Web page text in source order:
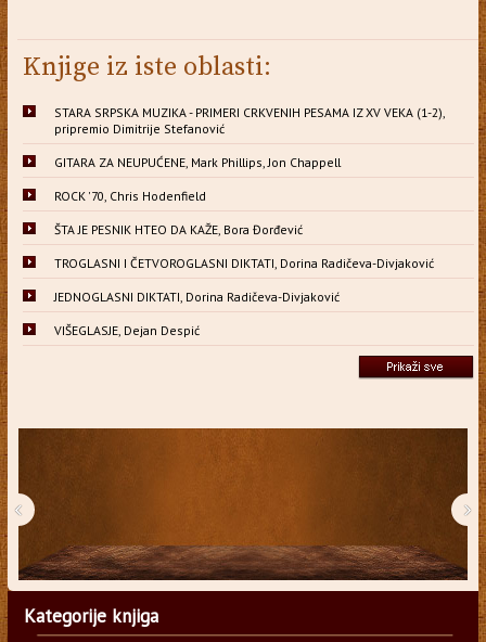
Knjige iz iste oblasti:
STARA SRPSKA MUZIKA - PRIMERI CRKVENIH PESAMA IZ XV VEKA (1-2),
pripremio Dimitrije Stefanović
GITARA ZA NEUPUĆENE, Mark Phillips, Jon Chappell
ROCK '70, Chris Hodenfield
ŠTA JE PESNIK HTEO DA KAŽE, Bora Đorđević
TROGLASNI I ČETVOROGLASNI DIKTATI, Dorina Radičeva-Divjaković
JEDNOGLASNI DIKTATI, Dorina Radičeva-Divjaković
VIŠEGLASJE, Dejan Despić
‹ ›
Kategorije knjiga